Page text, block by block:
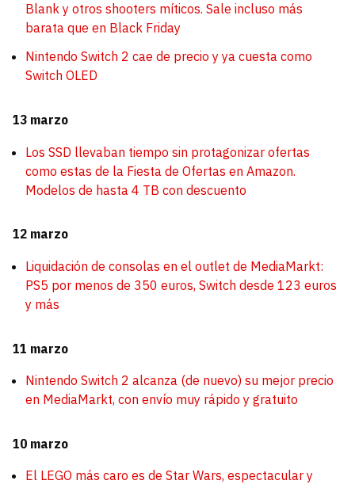
Blank y otros shooters míticos. Sale incluso más
barata que en Black Friday
Nintendo Switch 2 cae de precio y ya cuesta como
Switch OLED
13 marzo
Los SSD llevaban tiempo sin protagonizar ofertas
como estas de la Fiesta de Ofertas en Amazon.
Modelos de hasta 4 TB con descuento
12 marzo
Liquidación de consolas en el outlet de MediaMarkt:
PS5 por menos de 350 euros, Switch desde 123 euros
y más
11 marzo
Nintendo Switch 2 alcanza (de nuevo) su mejor precio
en MediaMarkt, con envío muy rápido y gratuito
10 marzo
El LEGO más caro es de Star Wars, espectacular y